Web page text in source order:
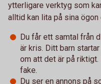
ytterligare verktyg som
alltid kan lita på sina
Du får ett samtal från
är kris. Ditt barn
om att det är på
fake.
Du ser en annons på